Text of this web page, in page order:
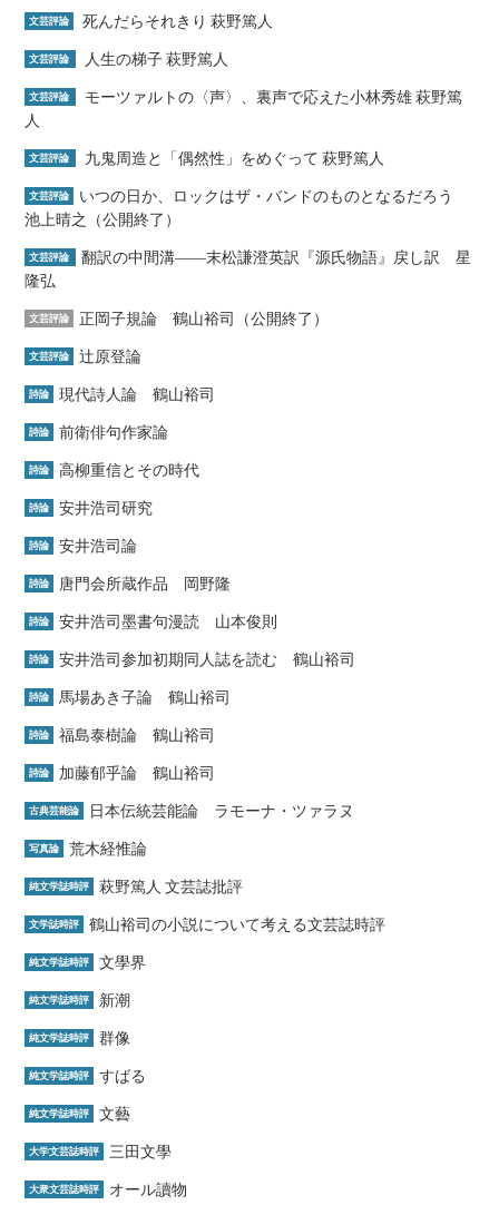
文芸評論 死んだらそれきり 萩野篤人
文芸評論 人生の梯子 萩野篤人
文芸評論
モーツァルトの〈声〉、裏声で応えた小林秀雄 萩野篤
人
文芸評論 九鬼周造と「偶然性」をめぐって 萩野篤人
文芸評論
いつの日か、ロックはザ・バンドのものとなるだろう
池上晴之（公開終了）
文芸評論
翻訳の中間溝――末松謙澄英訳『源氏物語』戻し訳 星
隆弘
文芸評論 正岡子規論 鶴山裕司（公開終了）
文芸評論 辻原登論
詩論 現代詩人論 鶴山裕司
詩論 前衛俳句作家論
詩論 高柳重信とその時代
詩論 安井浩司研究
詩論 安井浩司論
詩論 唐門会所蔵作品 岡野隆
詩論 安井浩司墨書句漫読 山本俊則
詩論 安井浩司参加初期同人誌を読む 鶴山裕司
詩論 馬場あき子論 鶴山裕司
詩論 福島泰樹論 鶴山裕司
詩論 加藤郁乎論 鶴山裕司
古典芸能論 日本伝統芸能論 ラモーナ・ツァラヌ
写真論 荒木経惟論
純文学誌時評 萩野篤人 文芸誌批評
文学誌時評 鶴山裕司の小説について考える文芸誌時評
純文学誌時評 文學界
純文学誌時評 新潮
純文学誌時評 群像
純文学誌時評 すばる
純文学誌時評 文藝
大学文芸誌時評 三田文學
大衆文芸誌時評 オール讀物